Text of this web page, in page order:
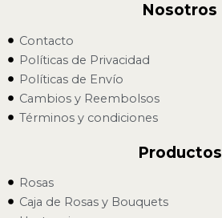
Nosotros
Contacto
Políticas de Privacidad
Políticas de Envío
Cambios y Reembolsos
Términos y condiciones
Productos
Rosas
Caja de Rosas y Bouquets